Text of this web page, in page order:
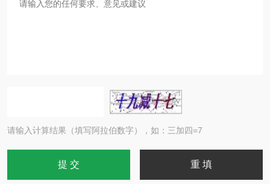
请输入计算结果（填写阿拉伯数字），如：三加四=7